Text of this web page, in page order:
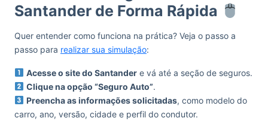
Santander de Forma Rápida
Quer entender como funciona na prática? Veja o passo a
passo para realizar sua simulação:
Acesse o site do Santandere vá até a seção de seguros.
Clique na opção “Seguro Auto”.
Preencha as informações solicitadas, como modelo do
carro, ano, versão, cidade e perfil do condutor.